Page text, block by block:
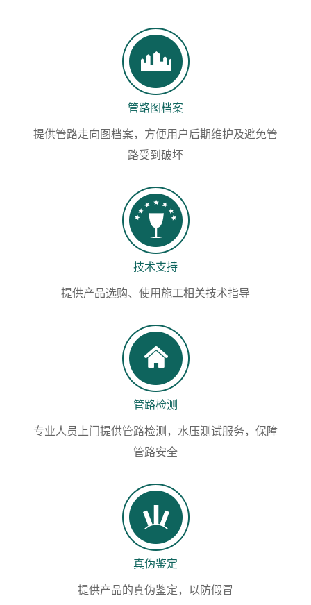
管路图档案
提供管路走向图档案，方便用户后期维护及避免管
路受到破坏
技术支持
提供产品选购、使用施工相关技术指导
管路检测
专业人员上门提供管路检测，水压测试服务，保障
管路安全
真伪鉴定
提供产品的真伪鉴定，以防假冒